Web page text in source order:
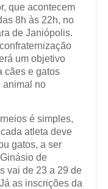
que acontecem
8h às 22h, no
de Janiópolis.
um objetivo
cães e gatos
animal no
é simples,
atleta deve
gatos, a ser
de
vai de 23 a 29 de
as inscrições da